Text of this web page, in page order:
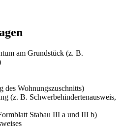
am Grundstück (z. B.
des Wohnungszuschnitts)
(z. B. Schwerbehindertenausweis,
Stabau III a und III b)